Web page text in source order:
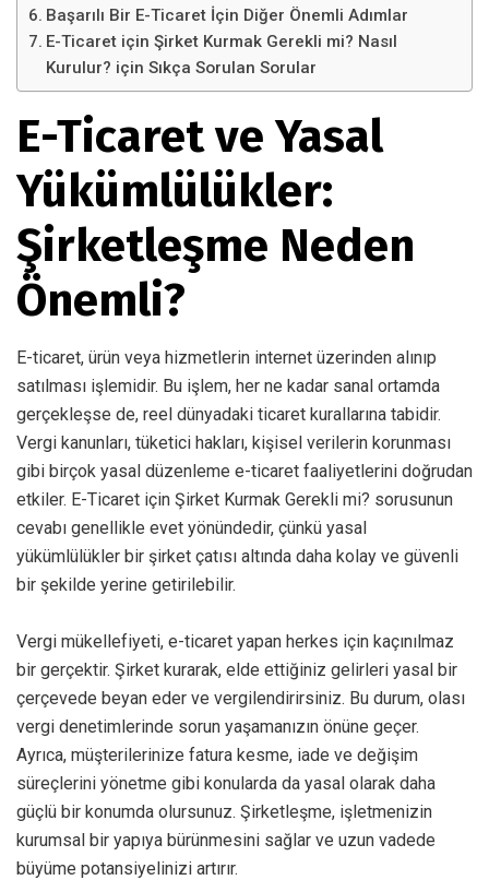
Başarılı Bir E-Ticaret İçin Diğer Önemli Adımlar
E-Ticaret için Şirket Kurmak Gerekli mi? Nasıl
Kurulur? için Sıkça Sorulan Sorular
E-Ticaret ve Yasal
Yükümlülükler:
Şirketleşme Neden
Önemli?
E-ticaret, ürün veya hizmetlerin internet üzerinden alınıp
satılması işlemidir. Bu işlem, her ne kadar sanal ortamda
gerçekleşse de, reel dünyadaki ticaret kurallarına tabidir.
Vergi kanunları, tüketici hakları, kişisel verilerin korunması
gibi birçok yasal düzenleme e-ticaret faaliyetlerini doğrudan
etkiler. E-Ticaret için Şirket Kurmak Gerekli mi? sorusunun
cevabı genellikle evet yönündedir, çünkü yasal
yükümlülükler bir şirket çatısı altında daha kolay ve güvenli
bir şekilde yerine getirilebilir.
Vergi mükellefiyeti, e-ticaret yapan herkes için kaçınılmaz
bir gerçektir. Şirket kurarak, elde ettiğiniz gelirleri yasal bir
çerçevede beyan eder ve vergilendirirsiniz. Bu durum, olası
vergi denetimlerinde sorun yaşamanızın önüne geçer.
Ayrıca, müşterilerinize fatura kesme, iade ve değişim
süreçlerini yönetme gibi konularda da yasal olarak daha
güçlü bir konumda olursunuz. Şirketleşme, işletmenizin
kurumsal bir yapıya bürünmesini sağlar ve uzun vadede
büyüme potansiyelinizi artırır.